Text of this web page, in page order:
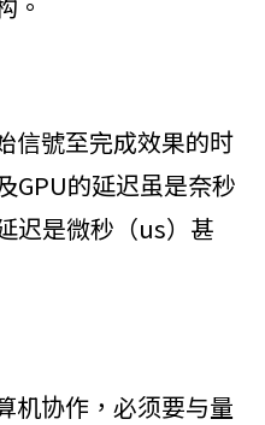
信號至完成效果的时
GPU的延迟虽是奈秒
迟是微秒（us）甚
机协作，必须要与量